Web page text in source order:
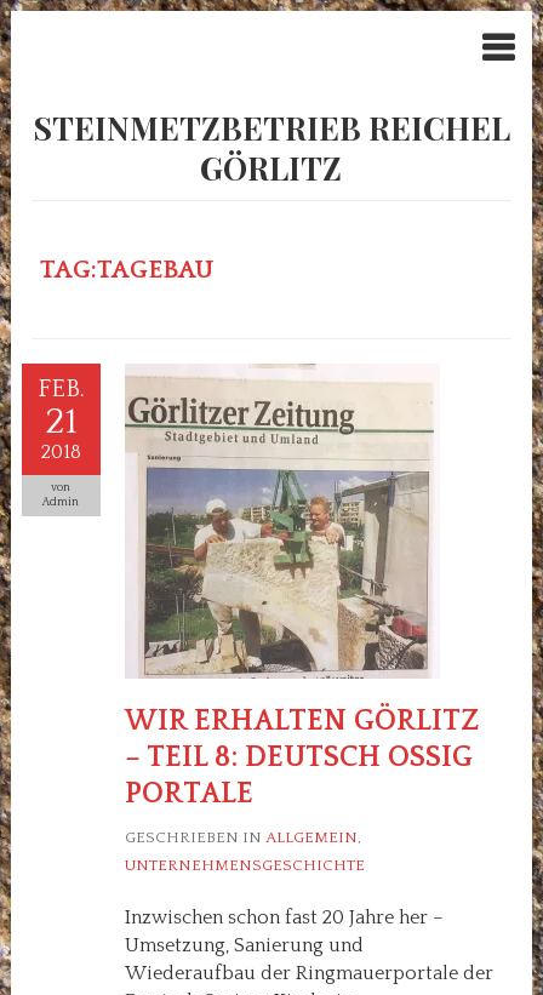
STEINMETZBETRIEB REICHEL
GÖRLITZ
TAG:TAGEBAU
FEB.
21
2018
von
Admin
WIR ERHALTEN GÖRLITZ
– TEIL 8: DEUTSCH OSSIG
PORTALE
GESCHRIEBEN IN ALLGEMEIN,
UNTERNEHMENSGESCHICHTE
Inzwischen schon fast 20 Jahre her –
Umsetzung, Sanierung und
Wiederaufbau der Ringmauerportale der